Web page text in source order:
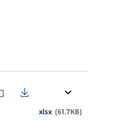
xlsx (61.7KB)